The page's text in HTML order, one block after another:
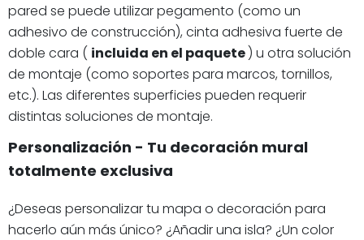
pared se puede utilizar pegamento (como un
adhesivo de construcción), cinta adhesiva fuerte de
doble cara ( incluida en el paquete) u otra solución
de montaje (como soportes para marcos, tornillos,
etc.). Las diferentes superficies pueden requerir
distintas soluciones de montaje.
Personalización - Tu decoración mural
totalmente exclusiva
¿Deseas personalizar tu mapa o decoración para
hacerlo aún más único? ¿Añadir una isla? ¿Un color